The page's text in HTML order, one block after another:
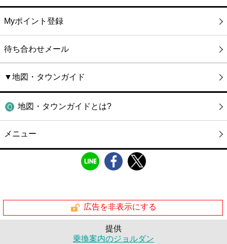
Myポイント登録
待ち合わせメール
▼地図・タウンガイド
地図・タウンガイドとは?
メニュー
広告を非表示にする
提供
乗換案内のジョルダン